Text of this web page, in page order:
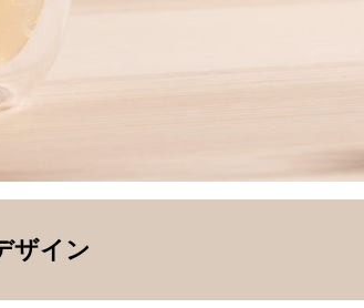
ザイン